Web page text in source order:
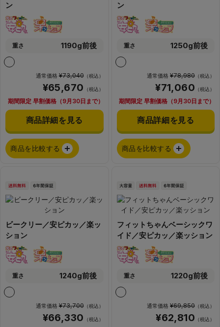
ン
重さ 1190g前後
通常価格¥73,040（税込）
¥65,670 （税込）
期間限定 早割価格（9月30日まで）
商品詳細を見る
商品を比較する
ン
重さ 1250g前後
通常価格 ¥78,980 （税込）
¥71,060 （税込）
期間限定 早割価格（9月30日まで）
商品詳細を見る
商品を比較する
ビークリー／安ピカッ／楽ッ
ション
重さ 1240g前後
通常価格¥73,700（税込）
¥66,330 （税込）
フィットちゃんベーシックワ
イド／安ピカッ／楽ッション
重さ 1220g前後
通常価格 ¥69,850 （税込）
¥62,810 （税込）